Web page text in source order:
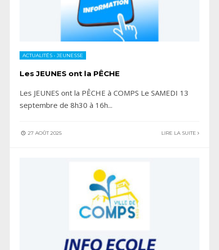
ACTUALITÉS • JEUNESSE
Les JEUNES ont la PÊCHE
Les JEUNES ont la PÊCHE à COMPS Le SAMEDI 13
septembre de 8h30 à 16h...
27 AOÛT 2025 LIRE LA SUITE